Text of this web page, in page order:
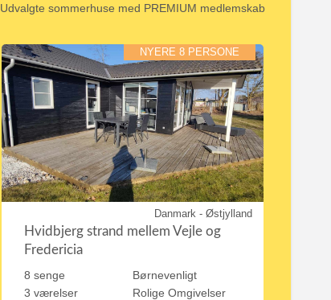
Udvalgte sommerhuse med PREMIUM medlemskab
NYERE 8 PERSONE
Danmark - Østjylland
Hvidbjerg strand mellem Vejle og
Fredericia
8 senge
3 værelser
Børnevenligt
Rolige Omgivelser